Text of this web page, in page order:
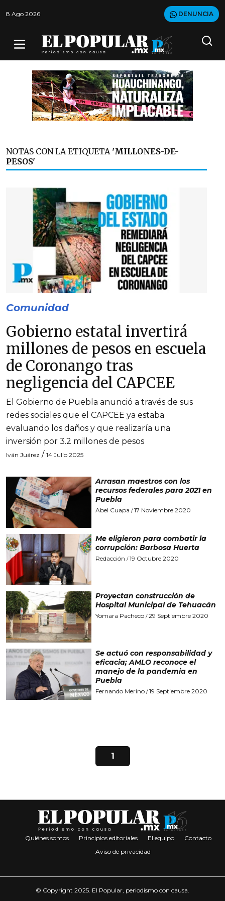
8 Ago 2026 DENUNCIA
NOTAS CON LA ETIQUETA 'MILLONES-DE-
PESOS'
Comunidad
Gobierno estatal invertirá
millones de pesos en escuela
de Coronango tras
negligencia del CAPCEE
El Gobierno de Puebla anunció a través de sus
redes sociales que el CAPCEE ya estaba
evaluando los daños y que realizaría una
inversión por 3.2 millones de pesos
Iván Juárez / 14 Julio 2025
Arrasan maestros con los
recursos federales para 2021 en
Puebla
Abel Cuapa /17 Noviembre 2020
Me eligieron para combatir la
corrupción: Barbosa Huerta
Redacción /19 Octubre 2020
Proyectan construcción de
Hospital Municipal de Tehuacán
Yomara Pacheco/29 Septiembre 2020
Se actuó con responsabilidad y
eficacia; AMLO reconoce el
manejo de la pandemia en
Puebla
Fernando Merino/19 Septiembre 2020
1
Quiénes somos Principios editoriales El equipo
Contacto
Aviso de privacidad
© Copyright 2025. El Popular, periodismo con causa.